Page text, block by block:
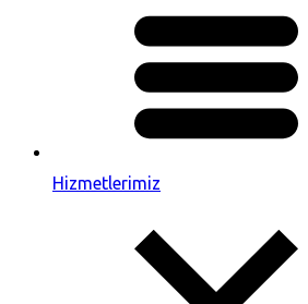
Hizmetlerimiz